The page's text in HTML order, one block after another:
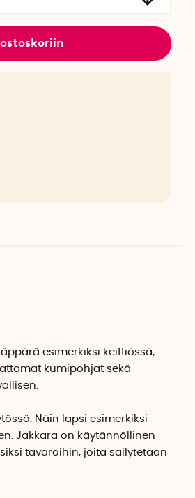
esimerkiksi keittiössä,
kumipohjat sekä
Näin lapsi esimerkiksi
Jakkara on käytännöllinen
tavaroihin, joita säilytetään